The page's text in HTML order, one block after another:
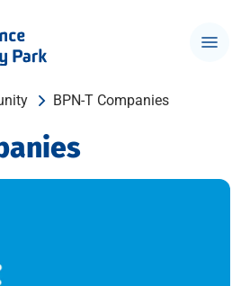
BPN-T Companies